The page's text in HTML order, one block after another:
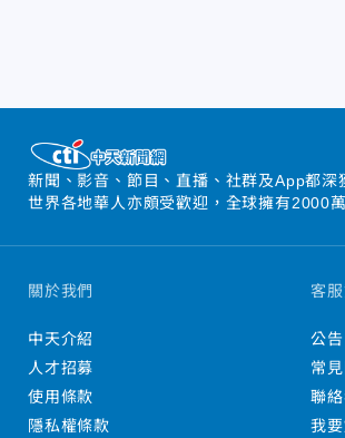
新聞、影音、節目、直播、社群及App都深
世界各地華人亦頗受歡迎，全球擁有2000
關於我們
中天介紹
人才招募
使用條款
隱私權條款
客
公告
常
聯絡
我